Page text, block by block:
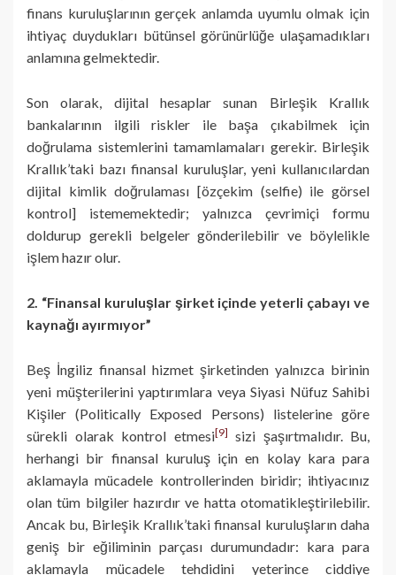
finans kuruluşlarının gerçek anlamda uyumlu olmak için
ihtiyaç duydukları bütünsel görünürlüğe ulaşamadıkları
anlamına gelmektedir.
Son olarak, dijital hesaplar sunan Birleşik Krallık
bankalarının ilgili riskler ile başa çıkabilmek için
doğrulama sistemlerini tamamlamaları gerekir. Birleşik
Krallık’taki bazı finansal kuruluşlar, yeni kullanıcılardan
dijital kimlik doğrulaması [özçekim (selfie) ile görsel
kontrol] istememektedir; yalnızca çevrimiçi formu
doldurup gerekli belgeler gönderilebilir ve böylelikle
işlem hazır olur.
2. “Finansal kuruluşlar şirket içinde yeterli çabayı ve
kaynağı ayırmıyor”
Beş İngiliz finansal hizmet şirketinden yalnızca birinin
yeni müşterilerini yaptırımlara veya Siyasi Nüfuz Sahibi
Kişiler (Politically Exposed Persons) listelerine göre
sürekli olarak kontrol etmesi[9] sizi şaşırtmalıdır. Bu,
herhangi bir finansal kuruluş için en kolay kara para
aklamayla mücadele kontrollerinden biridir; ihtiyacınız
olan tüm bilgiler hazırdır ve hatta otomatikleştirilebilir.
Ancak bu, Birleşik Krallık’taki finansal kuruluşların daha
geniş bir eğiliminin parçası durumundadır: kara para
aklamayla mücadele tehdidini yeterince ciddiye